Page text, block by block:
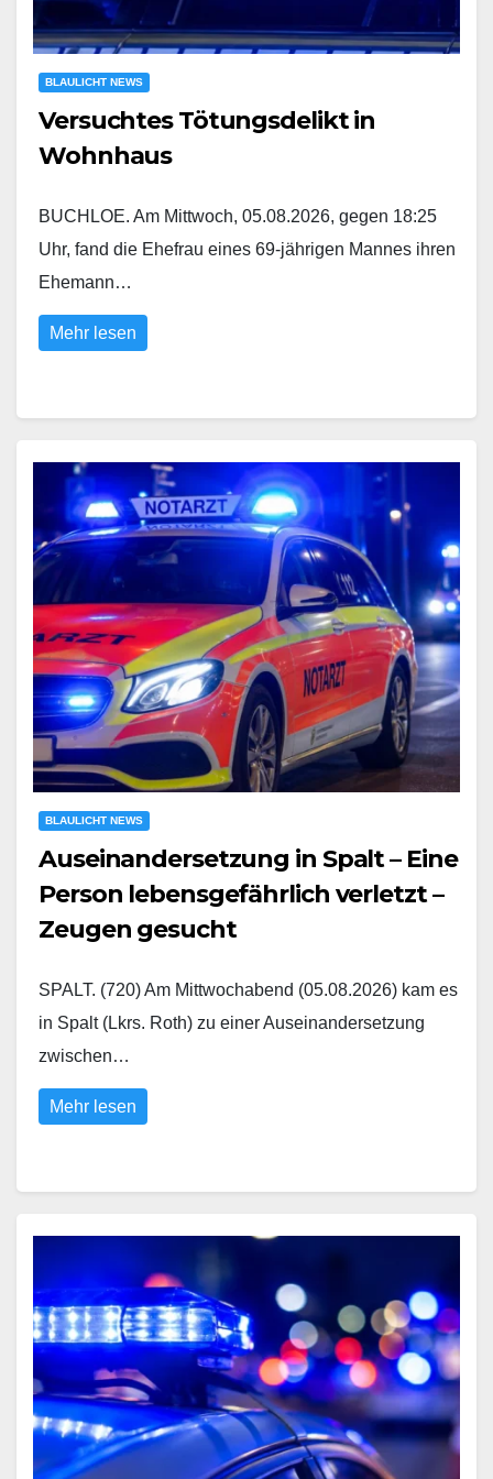
BLAULICHT NEWS
Versuchtes Tötungsdelikt in
Wohnhaus
BUCHLOE. Am Mittwoch, 05.08.2026, gegen 18:25
Uhr, fand die Ehefrau eines 69-jährigen Mannes ihren
Ehemann…
Mehr lesen
BLAULICHT NEWS
Auseinandersetzung in Spalt – Eine
Person lebensgefährlich verletzt –
Zeugen gesucht
SPALT. (720) Am Mittwochabend (05.08.2026) kam es
in Spalt (Lkrs. Roth) zu einer Auseinandersetzung
zwischen…
Mehr lesen